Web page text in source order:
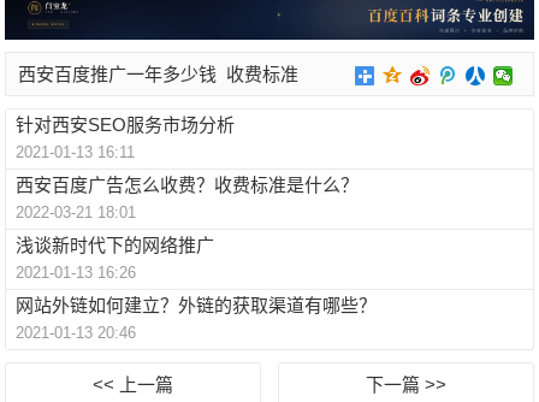
西安百度推广一年多少钱 收费标准
针对西安SEO服务市场分析
2021-01-13 16:11
西安百度广告怎么收费？收费标准是什么？
2022-03-21 18:01
浅谈新时代下的网络推广
2021-01-13 16:26
网站外链如何建立？外链的获取渠道有哪些？
2021-01-13 20:46
<< 上一篇 下一篇 >>